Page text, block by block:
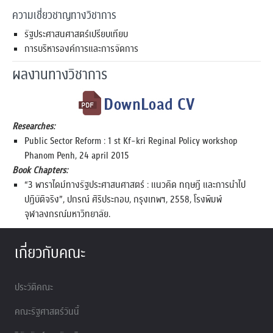
ความเชี่ยวชาญทางวิชาการ
รัฐประศาสนศาสตร์เปรียบเทียบ
การบริหารองค์การและการจัดการ
ผลงานทางวิชาการ
Researches:
Public Sector Reform : 1 st Kf-kri Reginal Policy workshop
Phanom Penh, 24 april 2015
Book Chapters:
“3 พาราไดม์ทางรัฐประศาสนศาสตร์ : แนวคิด ทฤษฎี และการนำไป
ปฏิบัติจริง”, ปกรณ์ ศิริประกอบ, กรุงเทพฯ, 2558, โรงพิมพ์
จุฬาลงกรณ์มหาวิทยาลัย.
เกี่ยวกับคณะ
ประวัติคณะ
คณะรัฐศาสตร์วันนี้